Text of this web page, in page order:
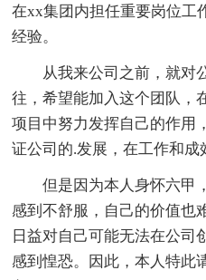
在xx集团内担任重要岗位工
经验。
从我来公司之前，就对
往，希望能加入这个团队，
项目中努力发挥自己的作用
证公司的.发展，在工作和成
但是因为本人身怀六甲
感到不舒服，自己的价值也
日益对自己可能无法在公司
感到惶恐。因此，本人特此